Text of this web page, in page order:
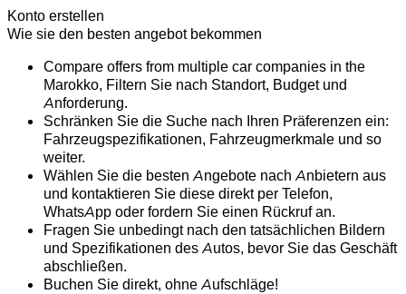
Konto erstellen
Wie sie den besten angebot bekommen
Compare offers from multiple car companies in the
Marokko, Filtern Sie nach Standort, Budget und
Anforderung.
Schränken Sie die Suche nach Ihren Präferenzen ein:
Fahrzeugspezifikationen, Fahrzeugmerkmale und so
weiter.
Wählen Sie die besten Angebote nach Anbietern aus
und kontaktieren Sie diese direkt per Telefon,
WhatsApp oder fordern Sie einen Rückruf an.
Fragen Sie unbedingt nach den tatsächlichen Bildern
und Spezifikationen des Autos, bevor Sie das Geschäft
abschließen.
Buchen Sie direkt, ohne Aufschläge!